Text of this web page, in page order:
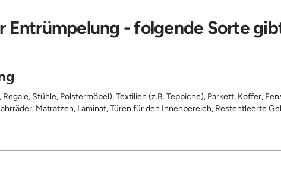
Entrümpelung - folgende Sorte
Regale, Stühle, Polstermöbel), Textilien (z.B. Teppiche), Parkett, Koffer,
Matratzen, Laminat, Türen für den Innenbereich, Restentleerte